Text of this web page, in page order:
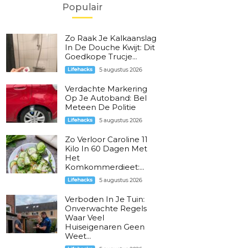
Populair
Zo Raak Je Kalkaanslag
In De Douche Kwijt: Dit
Goedkope Trucje...
Lifehacks 5 augustus 2026
Verdachte Markering
Op Je Autoband: Bel
Meteen De Politie
Lifehacks 5 augustus 2026
Zo Verloor Caroline 11
Kilo In 60 Dagen Met
Het
Komkommerdieet:...
Lifehacks 5 augustus 2026
Verboden In Je Tuin:
Onverwachte Regels
Waar Veel
Huiseigenaren Geen
Weet...